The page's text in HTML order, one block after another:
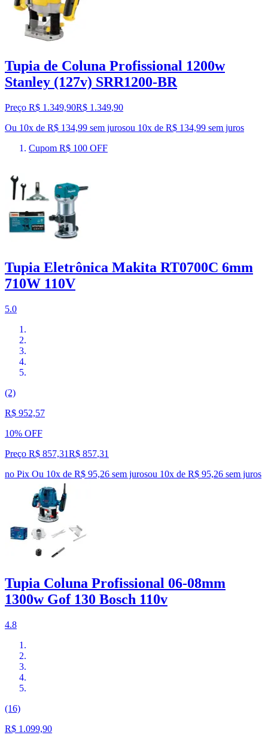
Tupia de Coluna Profissional 1200w
Stanley (127v) SRR1200-BR
Preço R$ 1.349,90R$ 1.349,90
Ou 10x de R$ 134,99 sem jurosou 10x de R$ 134,99 sem juros
Cupom R$ 100 OFF
Tupia Eletrônica Makita RT0700C 6mm
710W 110V
5.0
(2)
R$ 952,57
10% OFF
Preço R$ 857,31R$ 857,31
no Pix Ou 10x de R$ 95,26 sem jurosou 10x de R$ 95,26 sem juros
Tupia Coluna Profissional 06-08mm
1300w Gof 130 Bosch 110v
4.8
(16)
R$ 1.099,90